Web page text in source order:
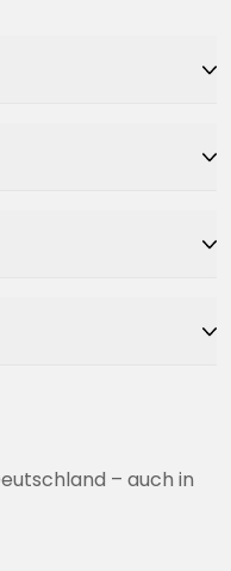
– auch in